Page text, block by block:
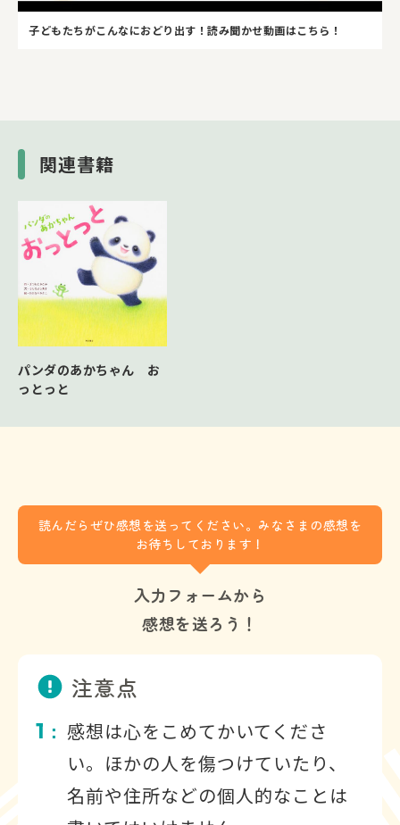
子どもたちがこんなにおどり出す！読み聞かせ動画はこちら！
関連書籍
パンダのあかちゃん お
っとっと
読んだらぜひ感想を送ってください。みなさまの感想を
お待ちしております！
入力フォームから
感想を送ろう！
注意点
1 ： 感想は心をこめてかいてくださ
い。ほかの人を傷つけていたり、
名前や住所などの個人的なことは